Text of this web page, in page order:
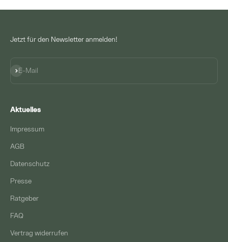
Jetzt für den Newsletter anmelden!
E-Mail
Abonnieren
Aktuelles
Impressum
AGB
Datenschutz
Presse
Ratgeber
FAQ
Vertrag widerrufen